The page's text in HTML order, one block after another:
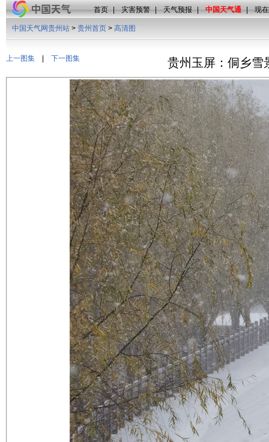
首页 | 灾害预警 | 天气预报 | 中国天气通 | 现
上一图集 下一图集
中国天气网贵州站 > 贵州首页 > 高清图
贵州玉屏：侗乡雪